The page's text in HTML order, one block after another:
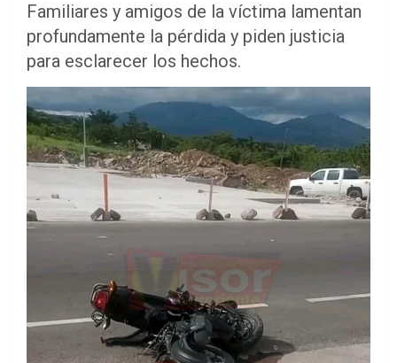
Familiares y amigos de la víctima lamentan
profundamente la pérdida y piden justicia
para esclarecer los hechos.